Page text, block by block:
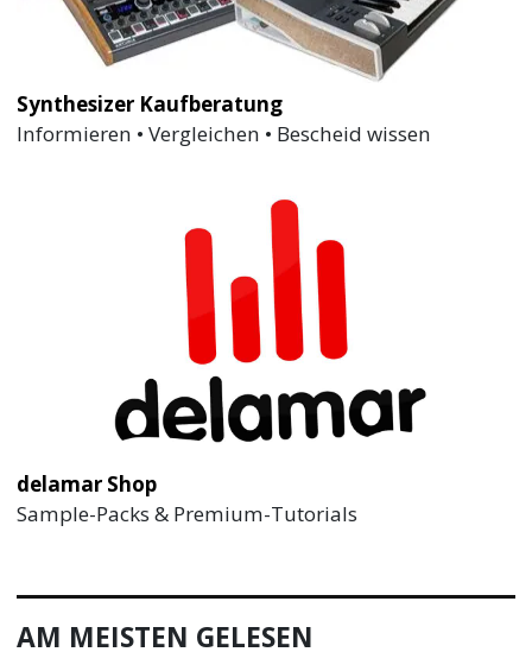
Synthesizer Kaufberatung
Informieren • Vergleichen • Bescheid wissen
delamar Shop
Sample-Packs & Premium-Tutorials
AM MEISTEN GELESEN